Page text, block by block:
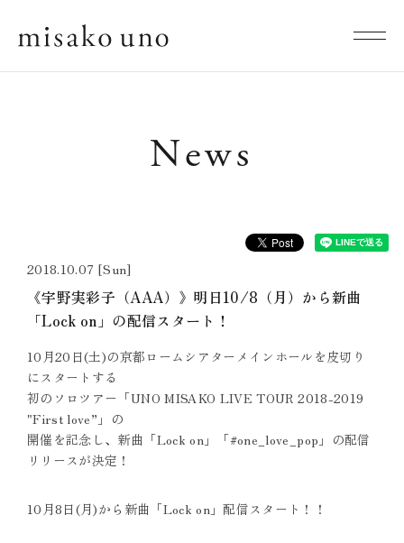
News
2018.10.07 [Sun]
《宇野実彩子（AAA）》明日10/8（月）から新曲
「Lock on」の配信スタート！
10月20日(土)の京都ロームシアターメインホールを皮切り
にスタートする
初のソ ロツアー「UNO MISAKO LIVE TOUR 2018-2019
"First love”」の
開催を記念し、新曲「Lock on」「#one_love_pop」の配信
リリースが決定！
10月8日(月)から新曲「Lock on」配信スタート！！